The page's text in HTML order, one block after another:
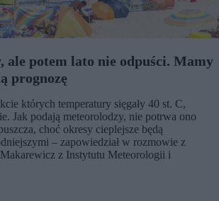
ale potem lato nie odpuści. Mamy
prognozę
których temperatury sięgały 40 st. C,
Jak podają meteorolodzy, nie potrwa ono
choć okresy cieplejsze będą
– zapowiedział w rozmowie z
z Instytutu Meteorologii i